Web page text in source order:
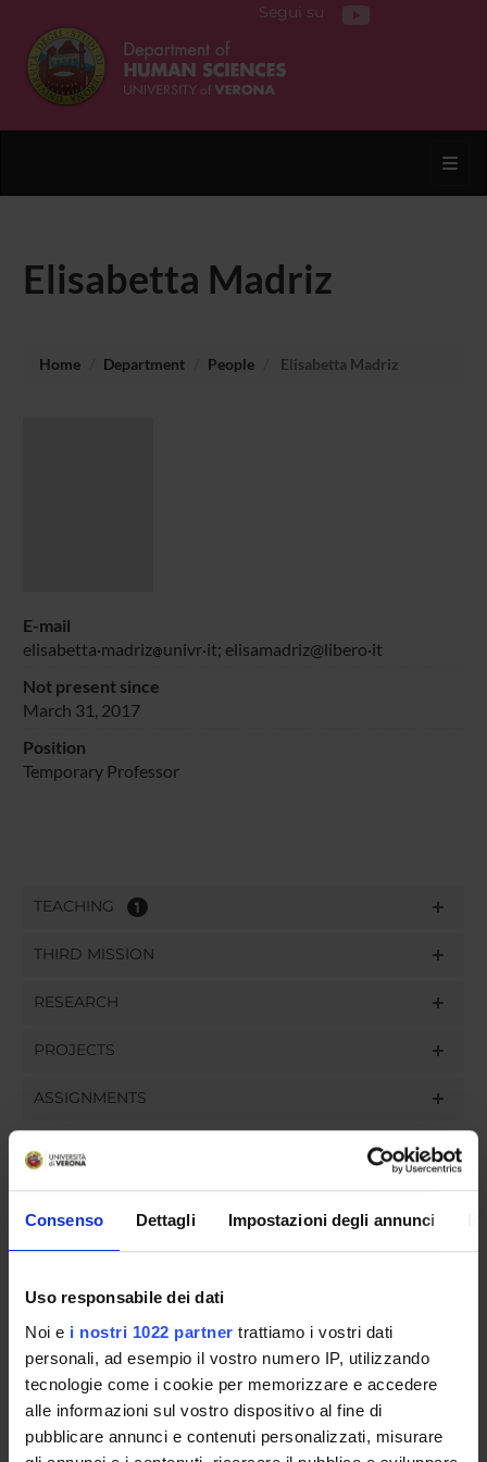
Consenso Dettagli Impostazioni degli annunci
Uso responsabile dei dati
Noi e i nostri 1022 partner trattiamo i vostri dati
personali, ad esempio il vostro numero IP, utilizzando
tecnologie come i cookie per memorizzare e accedere
alle informazioni sul vostro dispositivo al fine di
pubblicare annunci e contenuti personalizzati, misurare
Segui su
Elisabetta Madriz
Home Department People Elisabetta Madriz
E-mail
elisabetta madriz univr it; elisamadriz@libero it
Not present since
March 31, 2017
Position
Temporary Professor
TEACHING 1
THIRD MISSION
RESEARCH
PROJECTS
ASSIGNMENTS
ORGANISATION
COMMITTEES
DEPARTMENT ADMINISTRATION OFFICES
STUDENT ADMINISTRATION OFFICES